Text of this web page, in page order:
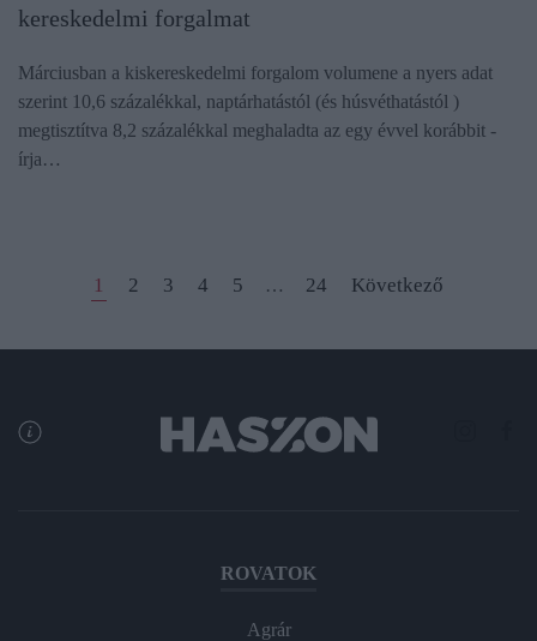
kereskedelmi forgalmat
Márciusban a kiskereskedelmi forgalom volumene a nyers adat
szerint 10,6 százalékkal, naptárhatástól (és húsvéthatástól )
megtisztítva 8,2 százalékkal meghaladta az egy évvel korábbit -
írja…
1 2 3 4 5 … 24 Következő
ROVATOK
Agrár